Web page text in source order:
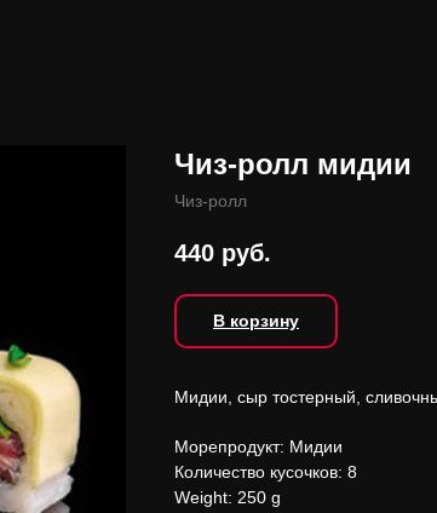
Чиз-ролл мидии
Чиз-ролл
440 руб.
В корзину
Мидии, сыр тостерный,
Морепродукт: Мидии
Количество кусочков: 8
Weight: 250 g